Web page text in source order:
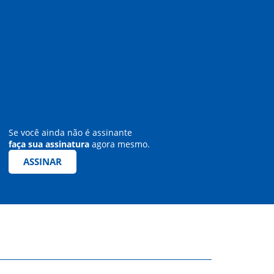
Se você ainda não é assinante
faça sua assinatura agora mesmo.
ASSINAR